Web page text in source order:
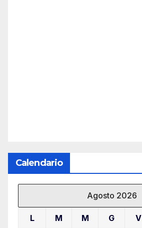
Calendario
Agosto 2026
L M M G V